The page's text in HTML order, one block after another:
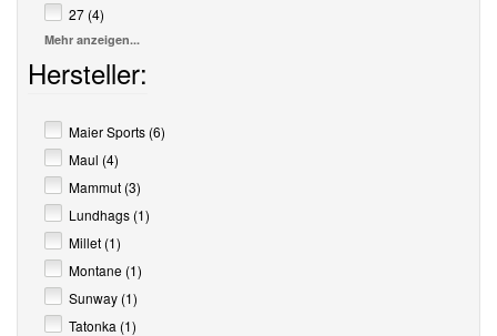
27 (4)
Mehr anzeigen...
Hersteller:
Maier Sports (6)
Maul (4)
Mammut (3)
Lundhags (1)
Millet (1)
Montane (1)
Sunway (1)
Tatonka (1)